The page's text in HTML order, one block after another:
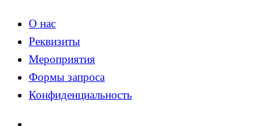
О нас
Реквизиты
Мероприятия
Формы запроса
Конфиденциальность